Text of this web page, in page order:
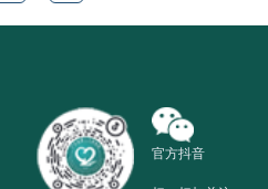
官方抖音